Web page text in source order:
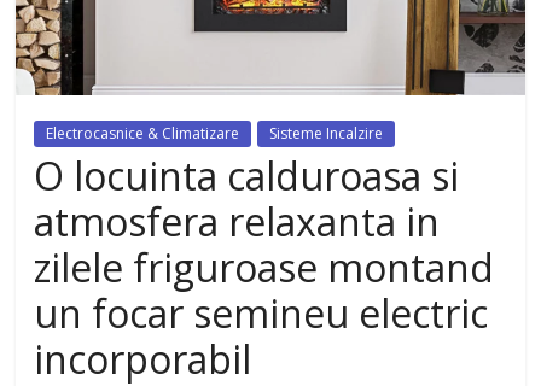
dezvoltat, cu Flexor Fitness-
Electrocasnice & Climatizare Sisteme Incalzire
O locuinta calduroasa si
atmosfera relaxanta in
zilele friguroase montand
un focar semineu electric
incorporabil